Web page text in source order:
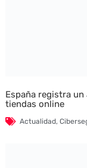
España registra
tiendas online
Actualidad,